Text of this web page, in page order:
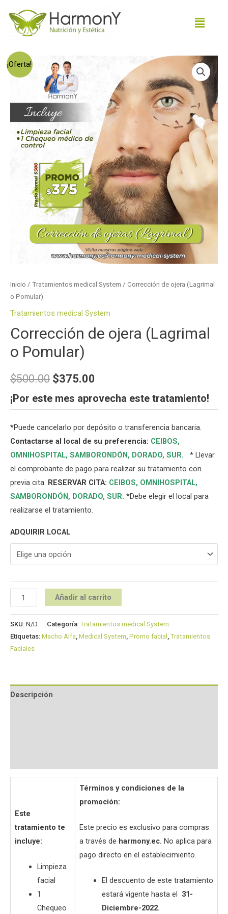
¡Oferta!
Inicio / Tratamientos medical System / Corrección de ojera (Lagrimal
o Pomular)
Tratamientos medical System
Corrección de ojera (Lagrimal
o Pomular)
$500.00 $375.00
¡Por este mes aprovecha este tratamiento!
*Puede cancelarlo por depósito o transferencia bancaria.
Contactarse al local de su preferencia: CEIBOS,
OMNIHOSPITAL, SAMBORONDÓN, DORADO, SUR.
* Llevar
el comprobante de pago para realizar su tratamiento con
previa cita. RESERVAR CITA: CEIBOS, OMNIHOSPITAL,
SAMBORONDÓN, DORADO, SUR. *Debe elegir el local para
realizarse el tratamiento.
ADQUIRIR LOCAL
Añadir al carrito
SKU: N/D Categoría:Tratamientos medical System
Etiquetas: Macho Alfa Medical System Promo facial ,Tratamientos
Faciales
Descripción
Este
tratamiento te
incluye:
Limpieza
facial
1
Chequeo
Términos y condiciones de la
promoción:
Este precio es exclusivo para compras
a través de harmony.ec. No aplica para
pago directo en el establecimiento.
El descuento de este tratamiento
estará vigente hasta el 31-
Diciembre-2022.